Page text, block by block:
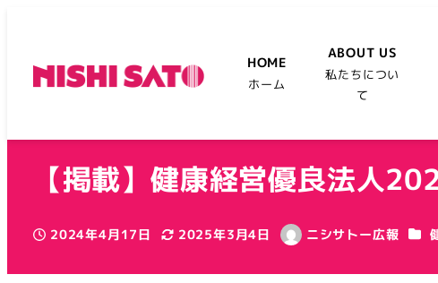
HOME
ホーム
ABOUT US
私たちについ
て
【掲載】健康経営優良法人
投稿日
2024年4月17日
更新日
2025年3月4日
著
ニシサトー広報 カテ